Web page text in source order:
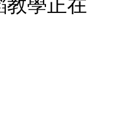
教學正在